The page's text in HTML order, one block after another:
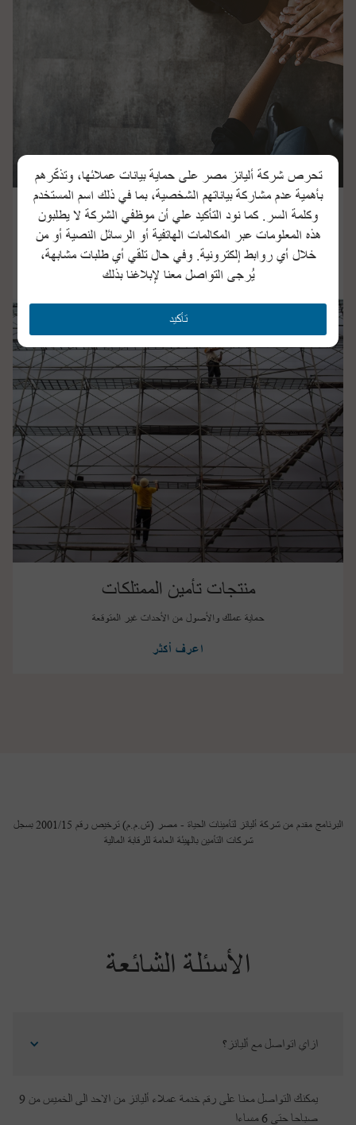
مزايا الموظفيين
حماية من هم الأكثر قيمة لعملك ، الموظفين!
اعرف أكثر
منتجات تأمين الممتلكات
حماية عملك والأصول من الأحداث غير المتوقعة
اعرف أكثر
البرنامج مقدم من شركة أليانز لتأمينات الحياة - مصر (ش.م.م) ترخيص رقم 2001/15 بسجل
شركات التأمين بالهيئة العامة للرقابة المالية
الأسئلة الشائعة
ازاي اتواصل مع أليانز؟
يمكنك التواصل معنا على رقم خدمة عملاء أليانز من الاحد الى الخميس من 9
صباحا حتى 6 مساءا
تحرص شركة أليانز مصر على حماية بيانات عملائها، وتذكّرهم
بأهمية عدم مشاركة بياناتهم الشخصية، بما في ذلك اسم المستخدم
وكلمة السر. كما نود التأكيد علي أن موظفي الشركة لا يطلبون
هذه المعلومات عبر المكالمات الهاتفية أو الرسائل النصية أو من
خلال أي روابط إلكترونية. وفي حال تلقي أي طلبات مشابهة،
يُرجى التواصل معنا لإبلاغنا بذلك
تأكيد